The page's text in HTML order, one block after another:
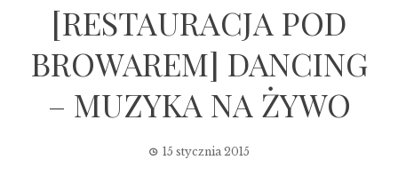
[RESTAURACJA POD
BROWAREM] DANCING
– MUZYKA NA ŻYWO
15 stycznia 2015